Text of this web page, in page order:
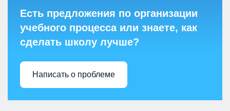
Есть предложения по организации
учебного процесса или знаете, как
сделать школу лучше?
Написать о проблеме